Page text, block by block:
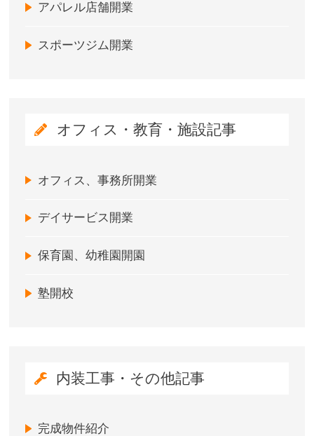
アパレル店舗開業
スポーツジム開業
オフィス・教育・施設記事
オフィス、事務所開業
デイサービス開業
保育園、幼稚園開園
塾開校
内装工事・その他記事
完成物件紹介